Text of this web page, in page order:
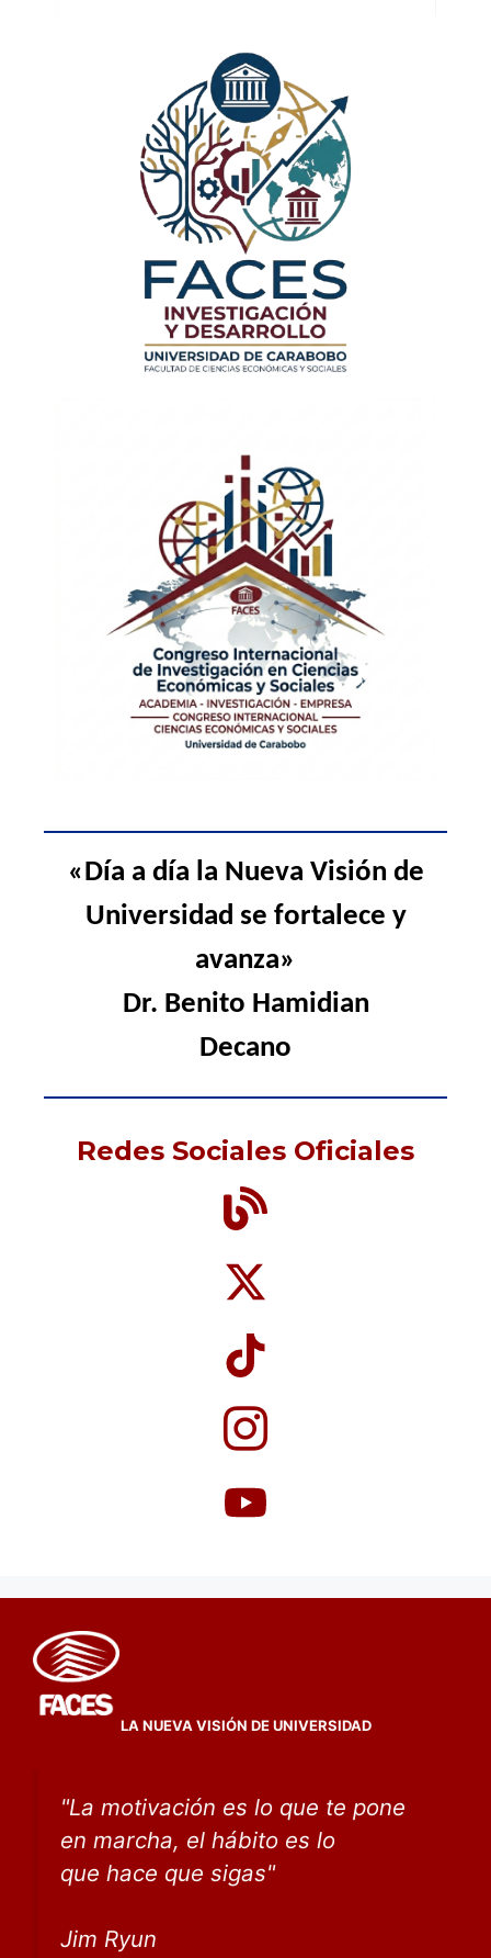
«Día a día la Nueva Visión de
Universidad se fortalece y
avanza»
Dr. Benito Hamidian
Decano
Redes Sociales Oficiales
LA NUEVA VISIÓN DE UNIVERSIDAD
"La motivación es lo que te pone
en marcha, el hábito es lo
que hace que sigas"
Jim Ryun